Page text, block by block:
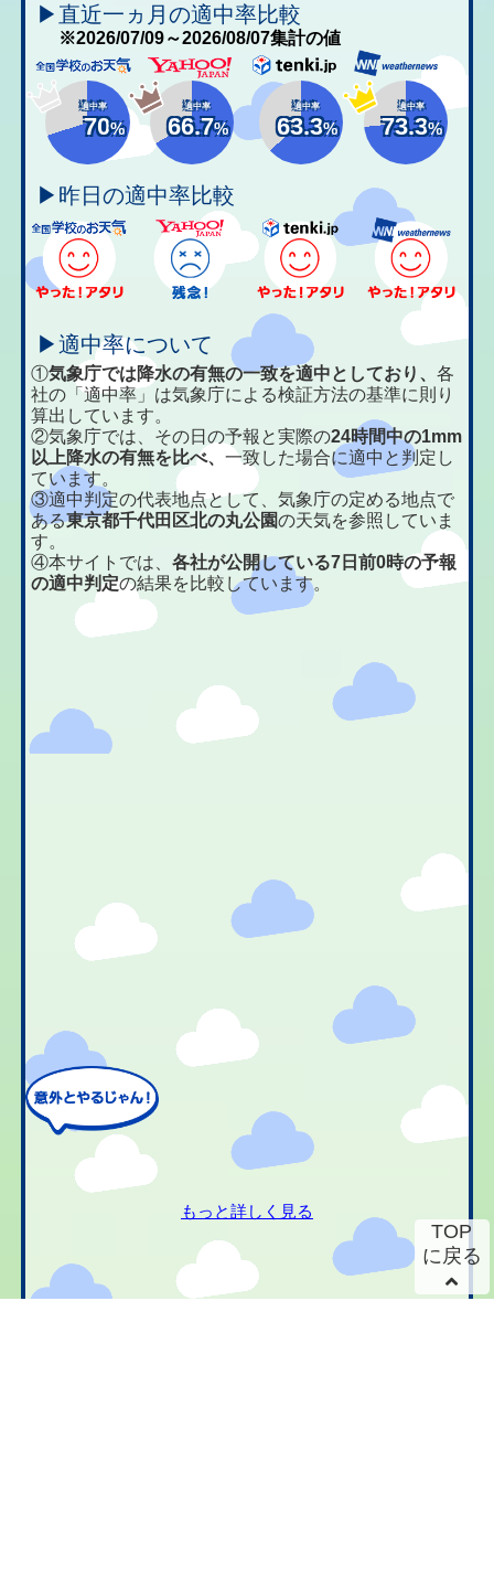
▶直近一ヵ月の適中率比較
※2026/07/09～2026/08/07集計の値
適中率
70%
適中率
66.7%
適中率
63.3%
適中率
73.3%
▶昨日の適中率比較
▶適中率について
①気象庁では降水の有無の一致を適中としており、各
社の「適中率」は気象庁による検証方法の基準に則り
算出しています。
②気象庁では、その日の予報と実際の24時間中の1mm
以上降水の有無を比べ、一致した場合に適中と判定し
ています。
③適中判定の代表地点として、気象庁の定める地点で
ある東京都千代田区北の丸公園の天気を参照していま
す。
④本サイトでは、各社が公開している7日前0時の予報
の適中判定の結果を比較しています。
もっと詳しく見る
TOP
に戻る